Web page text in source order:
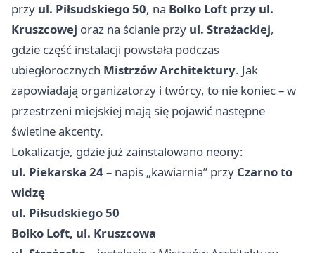
przy ul. Piłsudskiego 50, na Bolko Loft przy ul.
Kruszcowej oraz na ścianie przy ul. Strażackiej,
gdzie część instalacji powstała podczas
ubiegłorocznych Mistrzów Architektury. Jak
zapowiadają organizatorzy i twórcy, to nie koniec – w
przestrzeni miejskiej mają się pojawić następne
świetlne akcenty.
Lokalizacje, gdzie już zainstalowano neony:
ul. Piekarska 24– napis „kawiarnia” przy Czarno to
widzę
ul. Piłsudskiego 50
Bolko Loft, ul. Kruszcowa